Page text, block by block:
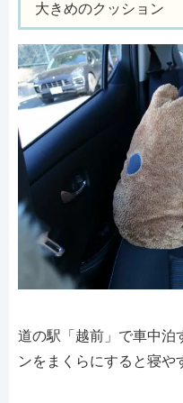
大きめのクッション
道の駅「越前」で車中泊
ンをまくらにすると寝や